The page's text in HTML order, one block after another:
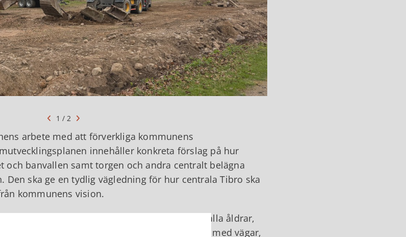
1 / 2
arbete med att förverkliga kommunens
innehåller konkreta förslag på hur
och banvallen samt torgen och andra centralt belägna
Den ska ge en tydlig vägledning för hur centrala Tibro ska
kommunens vision.
med mötesplatser för människor i alla åldrar,
och en utvecklad infrastruktur med vägar,